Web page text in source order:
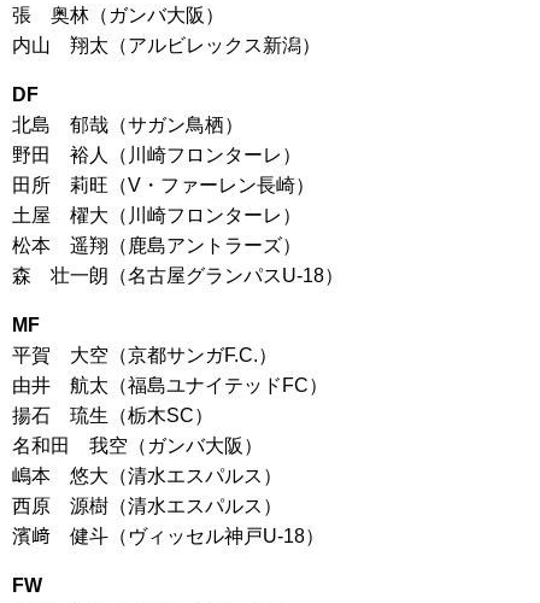
張 奥林（ガンバ大阪）
内山 翔太（アルビレックス新潟）
DF
北島 郁哉（サガン鳥栖）
野田 裕人（川崎フロンターレ）
田所 莉旺（V・ファーレン長崎）
土屋 櫂大（川崎フロンターレ）
松本 遥翔（鹿島アントラーズ）
森 壮一朗（名古屋グランパスU-18）
MF
平賀 大空（京都サンガF.C.）
由井 航太（福島ユナイテッドFC）
揚石 琉生（栃木SC）
名和田 我空（ガンバ大阪）
嶋本 悠大（清水エスパルス）
西原 源樹（清水エスパルス）
濱﨑 健斗（ヴィッセル神戸U-18）
FW